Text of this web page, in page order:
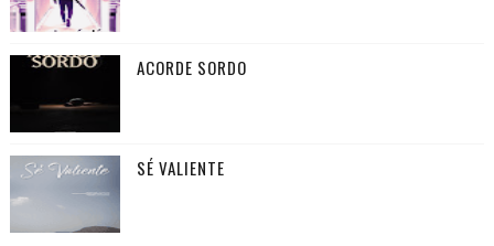
ACORDE SORDO
SÉ VALIENTE